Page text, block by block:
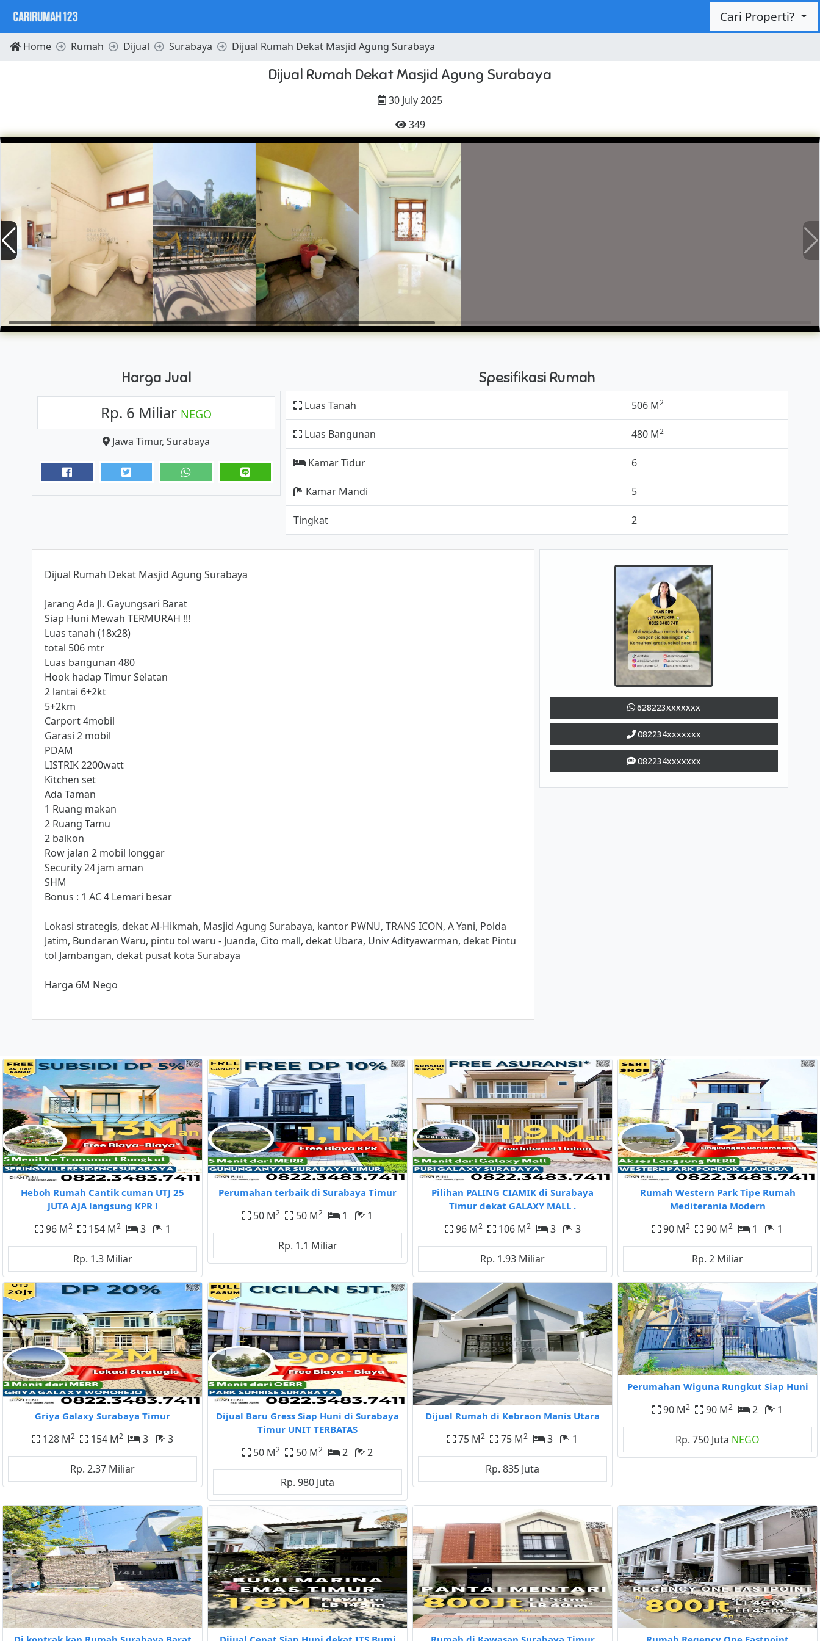
Cari Properti?
Home Rumah Dijual Surabaya Dijual Rumah Dekat Masjid Agung Surabaya
Dijual Rumah Dekat Masjid Agung Surabaya
30 July 2025
349
Harga Jual
Rp. 6 Miliar NEGO
Jawa Timur, Surabaya
Spesifikasi Rumah
Luas Tanah 506 M2
Luas Bangunan 480 M2
Kamar Tidur 6
Kamar Mandi 5
Tingkat 2
Dijual Rumah Dekat Masjid Agung Surabaya
Jarang Ada Jl. Gayungsari Barat
Siap Huni Mewah TERMURAH !!!
Luas tanah (18x28)
total 506 mtr
Luas bangunan 480
Hook hadap Timur Selatan
2 lantai 6+2kt
5+2km
Carport 4mobil
Garasi 2 mobil
PDAM
LISTRIK 2200watt
Kitchen set
Ada Taman
1 Ruang makan
2 Ruang Tamu
2 balkon
Row jalan 2 mobil longgar
Security 24 jam aman
SHM
Bonus : 1 AC 4 Lemari besar
Lokasi strategis, dekat Al-Hikmah, Masjid Agung Surabaya, kantor PWNU, TRANS ICON, A Yani, Polda
Jatim, Bundaran Waru, pintu tol waru - Juanda, Cito mall, dekat Ubara, Univ Adityawarman, dekat Pintu
tol Jambangan, dekat pusat kota Surabaya
Harga 6M Nego
628223xxxxxxx
082234xxxxxxx
082234xxxxxxx
Heboh Rumah Cantik cuman UTJ 25
JUTA AJA langsung KPR !
96 M2 154 M2 3 1
Rp. 1.3 Miliar
Perumahan terbaik di Surabaya Timur
50 M2 50 M2 1 1
Rp. 1.1 Miliar
Pilihan PALING CIAMIK di Surabaya
Timur dekat GALAXY MALL .
96 M2 106 M2 3 3
Rp. 1.93 Miliar
Rumah Western Park Tipe Rumah
Mediterania Modern
90 M2 90 M2 1 1
Rp. 2 Miliar
Griya Galaxy Surabaya Timur
128 M2 154 M2 3 3
Rp. 2.37 Miliar
Dijual Baru Gress Siap Huni di Surabaya
Timur UNIT TERBATAS
50 M2 50 M2 2 2
Rp. 980 Juta
Dijual Rumah di Kebraon Manis Utara
75 M2 75 M2 3 1
Rp. 835 Juta
Perumahan Wiguna Rungkut Siap Huni
90 M2 90 M2 2 1
Rp. 750 Juta NEGO